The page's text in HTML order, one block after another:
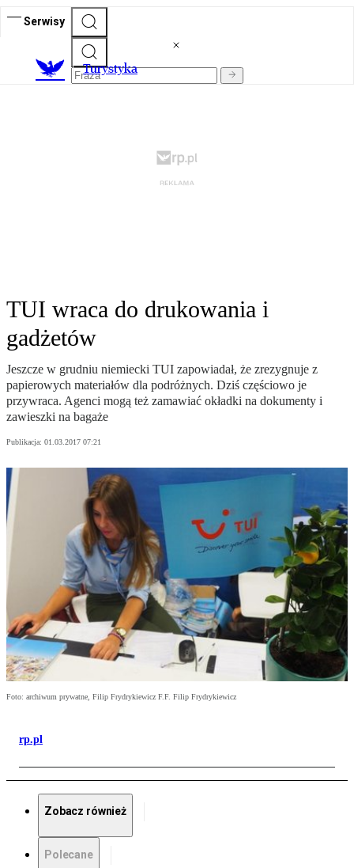
Serwisy
Turystyka
TUI wraca do drukowania i
gadżetów
Jeszcze w grudniu niemiecki TUI zapowiadał, że zrezygnuje z
papierowych materiałów dla podróżnych. Dziś częściowo je
przywraca. Agenci mogą też zamawiać okładki na dokumenty i
zawieszki na bagaże
Publikacja: 01.03.2017 07:21
Foto: archiwum prywatne, Filip Frydrykiewicz F.F. Filip Frydrykiewicz
rp.pl
Zobacz również
Polecane